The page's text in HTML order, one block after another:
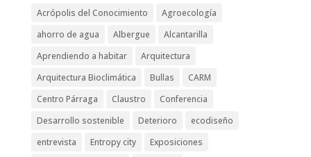
Acrópolis del Conocimiento
Agroecología
ahorro de agua
Albergue
Alcantarilla
Aprendiendo a habitar
Arquitectura
Arquitectura Bioclimática
Bullas
CARM
Centro Párraga
Claustro
Conferencia
Desarrollo sostenible
Deterioro
ecodiseño
entrevista
Entropy city
Exposiciones